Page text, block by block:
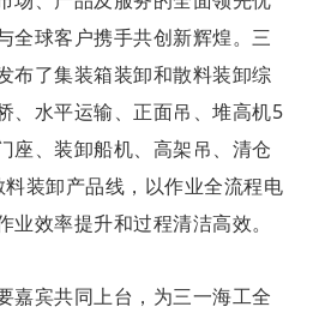
全球客户携手共创新辉煌。三
布了集装箱装卸和散料装卸综
、水平运输、正面吊、堆高机5
座、装卸船机、高架吊、清仓
装卸产品线，以作业全流程电
效率提升和过程清洁高效。
嘉宾共同上台，为三一海工全